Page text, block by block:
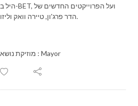
היל ב-BET, ועל הפרוייקטים החדשים של
הדר פרג'ון, טיירה וואק וליזו.
מוזיקת נושא : Mayor